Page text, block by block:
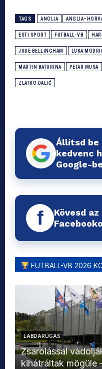
TAGS ANGLIA
ESTI SPORT FUTBALL-VB
JUDE BELLINGHAM LUKA
MARTIN BATURINA PETAR MUSA
ZLATKO DALIĆ
Állítsd be
kedvenc
Google-
f
Kövesd
FUTBALL-VB 2026
LABDARÚGÁS
Zsarolással
kihátráltak mögüle